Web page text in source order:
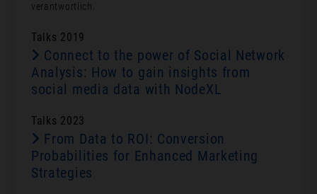
verantwortlich.
Talks 2019
Connect to the power of Social Network
Analysis: How to gain insights from
social media data with NodeXL
Talks 2023
From Data to ROI: Conversion
Probabilities for Enhanced Marketing
Strategies